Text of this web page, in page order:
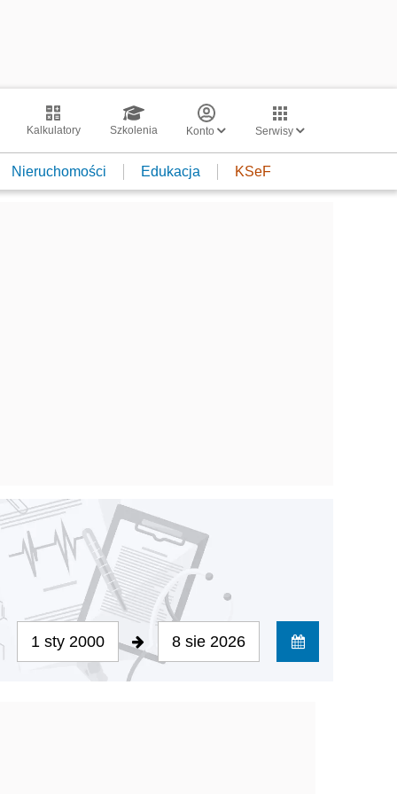
Kalkulatory Szkolenia Konto Serwisy
Nieruchomości Edukacja KSeF
1 sty 2000 8 sie 2026